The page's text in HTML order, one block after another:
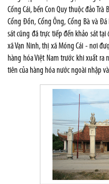
Cống Cái, bến Con Quy thuộc đảo Trà
Cổng Đồn, Cổng Ông, Cổng Bà và
sát cũng đã trực tiếp đến khảo sát
xã Vạn Ninh, thị xã Móng Cái - nơi
hàng hóa Việt Nam trước khi xuất ra
tiên của hàng hóa nước ngoài nhập